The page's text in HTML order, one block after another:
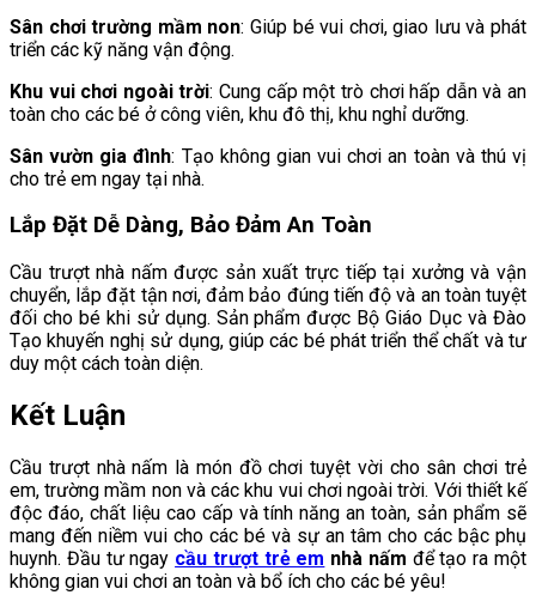
Sân chơi trường mầm non: Giúp bé vui chơi, giao lưu và phát
triển các kỹ năng vận động.
Khu vui chơi ngoài trời: Cung cấp một trò chơi hấp dẫn và an
toàn cho các bé ở công viên, khu đô thị, khu nghỉ dưỡng.
Sân vườn gia đình: Tạo không gian vui chơi an toàn và thú vị
cho trẻ em ngay tại nhà.
Lắp Đặt Dễ Dàng, Bảo Đảm An Toàn
Cầu trượt nhà nấm được sản xuất trực tiếp tại xưởng và vận
chuyển, lắp đặt tận nơi, đảm bảo đúng tiến độ và an toàn tuyệt
đối cho bé khi sử dụng. Sản phẩm được Bộ Giáo Dục và Đào
Tạo khuyến nghị sử dụng, giúp các bé phát triển thể chất và tư
duy một cách toàn diện.
Kết Luận
Cầu trượt nhà nấm là món đồ chơi tuyệt vời cho sân chơi trẻ
em, trường mầm non và các khu vui chơi ngoài trời. Với thiết kế
độc đáo, chất liệu cao cấp và tính năng an toàn, sản phẩm sẽ
mang đến niềm vui cho các bé và sự an tâm cho các bậc phụ
huynh. Đầu tư ngay cầu trượt trẻ em nhà nấm để tạo ra một
không gian vui chơi an toàn và bổ ích cho các bé yêu!